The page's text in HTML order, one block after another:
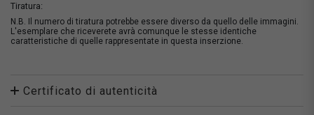
Tiratura:
N.B. Il numero di tiratura potrebbe essere diverso da quello delle immagini.
L'esemplare che riceverete avrà comunque le stesse identiche
caratteristiche di quelle rappresentate in questa inserzione.
Certificato di autenticità